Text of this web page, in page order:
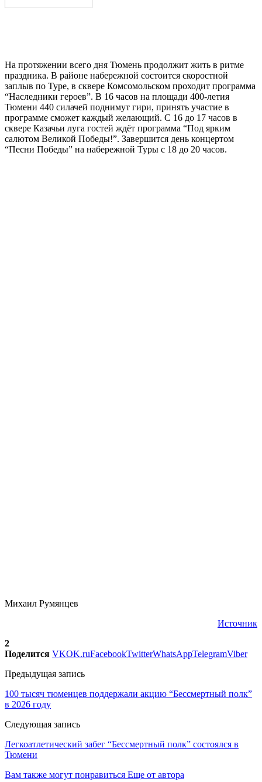
На протяжении всего дня Тюмень продолжит жить в ритме
праздника. В районе набережной состоится скоростной
заплыв по Туре, в сквере Комсомольском проходит программа
“Наследники героев”. В 16 часов на площади 400‑летия
Тюмени 440 силачей поднимут гири, принять участие в
программе сможет каждый желающий. С 16 до 17 часов в
сквере Казачьи луга гостей ждёт программа “Под ярким
салютом Великой Победы!”. Завершится день концертом
“Песни Победы” на набережной Туры с 18 до 20 часов.
Михаил Румянцев
Источник
2
Поделится VKOK.ruFacebookTwitterWhatsAppTelegramViber
Предыдущая запись
100 тысяч тюменцев поддержали акцию “Бессмертный полк”
в 2026 году
Следующая запись
Легкоатлетический забег “Бессмертный полк” состоялся в
Тюмени
Вам также могут понравиться Еще от автора